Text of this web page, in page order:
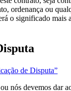
ordenança ou
o significado mais
de Disputa”
nós devemos dar